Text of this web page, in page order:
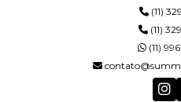
(11)
(11)
(11)